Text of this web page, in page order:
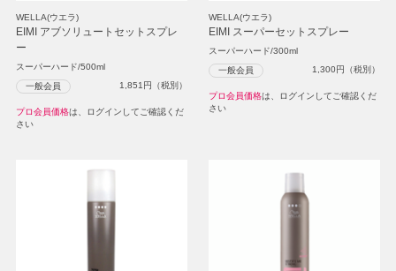
WELLA(ウエラ)
EIMI アブソリュートセットスプレ
ー
スーパーハード/500ml
一般会員 1,851 円（税別）
プロ会員価格は、ログインしてご確認くだ
さい
WELLA(ウエラ)
EIMI スーパーセットスプレー
スーパーハード/300ml
一般会員 1,300円（税別）
プロ会員価格は、ログインしてご確認くだ
さい